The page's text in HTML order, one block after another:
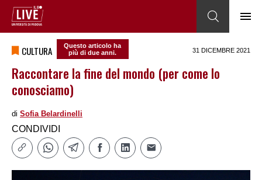
CULTURA
Questo articolo ha
più di due anni.
31 DICEMBRE 2021
Raccontare la fine del mondo (per come lo
conosciamo)
di Sofia Belardinelli
CONDIVIDI